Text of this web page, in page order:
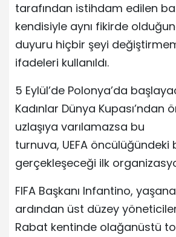
tarafından istihdam edilen
kendisiyle aynı fikirde
duyuru hiçbir şeyi
ifadeleri kullanıldı.
5 Eylül’de Polonya’da
Kadınlar Dünya Kupası’ndan
uzlaşıya varılamazsa bu
turnuva, UEFA
gerçekleşeceği ilk
FIFA Başkanı Infantino,
ardından üst düzey
Rabat kentinde olağanüstü